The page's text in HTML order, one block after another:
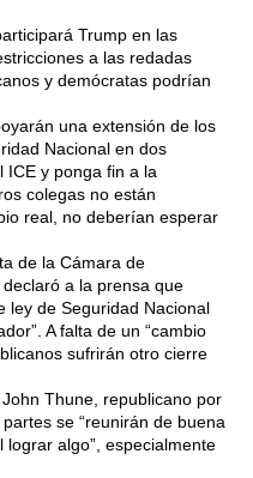
Trump en las
a las redadas
y demócratas podrían
una extensión de los
Nacional en dos
ICE y ponga fin a la
colegas no están
real, no deberían esperar
de la Cámara de
a la prensa que
ley de Seguridad Nacional
A falta de un “cambio
sufrirán otro cierre
Thune, republicano por
se “reunirán de buena
lograr algo”, especialmente